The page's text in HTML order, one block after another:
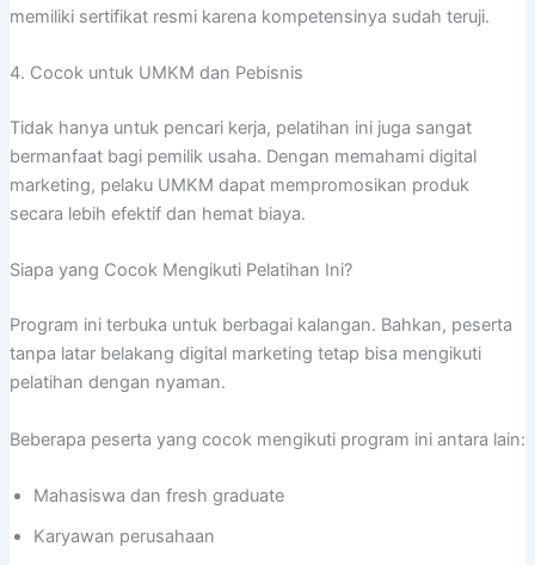
memiliki sertifikat resmi karena kompetensinya sudah teruji.
4. Cocok untuk UMKM dan Pebisnis
Tidak hanya untuk pencari kerja, pelatihan ini juga sangat
bermanfaat bagi pemilik usaha. Dengan memahami digital
marketing, pelaku UMKM dapat mempromosikan produk
secara lebih efektif dan hemat biaya.
Siapa yang Cocok Mengikuti Pelatihan Ini?
Program ini terbuka untuk berbagai kalangan. Bahkan, peserta
tanpa latar belakang digital marketing tetap bisa mengikuti
pelatihan dengan nyaman.
Beberapa peserta yang cocok mengikuti program ini antara lain:
Mahasiswa dan fresh graduate
Karyawan perusahaan